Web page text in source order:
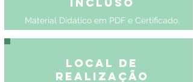
Material Didático em PDF e Certificado.
Local de
Realização